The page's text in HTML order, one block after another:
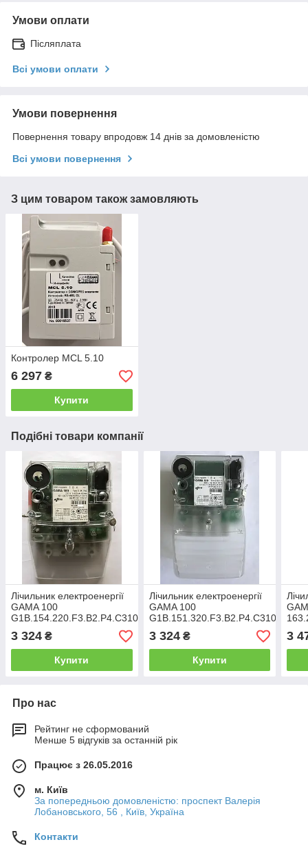
Умови оплати
Післяплата
Всі умови оплати
Умови повернення
Повернення товару впродовж 14 днів за домовленістю
Всі умови повернення
З цим товаром також замовляють
Контролер MCL 5.10
6 297 ₴
Купити
Подібні товари компанії
Лічильник електроенергії
GAMA 100
G1B.154.220.F3.B2.P4.C310.V1,
3 324 ₴
Купити
Лічильник електроенергії
GAMA 100
G1B.151.320.F3.B2.P4.C310.V1,
ТАРИФ, тарифний
3 324₴
Купити
3
Про нас
Рейтинг не сформований
Менше 5 відгуків за останній рік
Працює з 26.05.2016
м. Київ
За попередньою домовленістю: проспект Валерія
Лобановського, 56 , Київ, Україна
Контакти